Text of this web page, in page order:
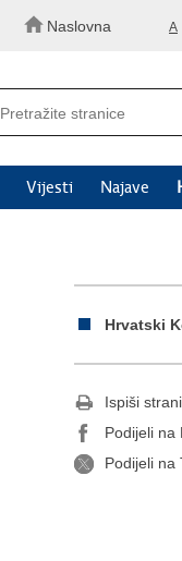
Naslovna A
Vijesti Najave
Hrvatski
Ispiši
Podijeli na
Podijeli na